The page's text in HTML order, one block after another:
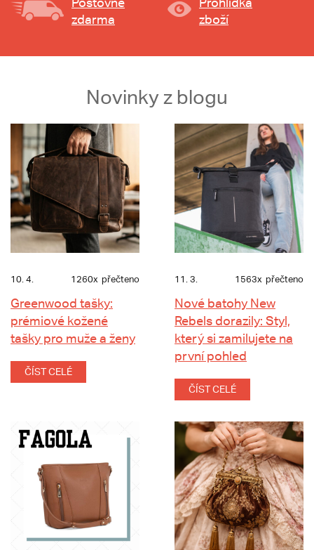
zdarma
zboží
Novinky z blogu
10. 4. 1260x přečteno
Greenwood tašky:
prémiové kožené
tašky pro muže a ženy
ČÍST CELÉ
11. 3. 1563x přečteno
Nové batohy New
Rebels dorazily: Styl,
který si zamilujete na
první pohled
ČÍST CELÉ